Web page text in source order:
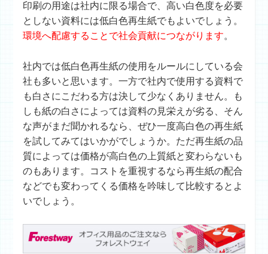
印刷の用途は社内に限る場合で、高い白色度を必要
としない資料には低白色再生紙でもよいでしょう。
環境へ配慮することで社会貢献につながります。
社内では低白色再生紙の使用をルールにしている会
社も多いと思います。一方で社内で使用する資料で
も白さにこだわる方は決して少なくありません。も
しも紙の白さによっては資料の見栄えが劣る、そん
な声がまだ聞かれるなら、ぜひ一度高白色の再生紙
を試してみてはいかがでしょうか。ただ再生紙の品
質によっては価格が高白色の上質紙と変わらないも
のもあります。コストを重視するなら再生紙の配合
などでも変わってくる価格を吟味して比較するとよ
いでしょう。